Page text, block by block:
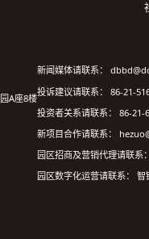
A座8楼
新闻媒体请联系：
投诉建议请联系： 86-21-
投资者关系请联系： 86-21-
新项目合作请联系：
园区招商及营销代理请联
园区数字化运营请联系：